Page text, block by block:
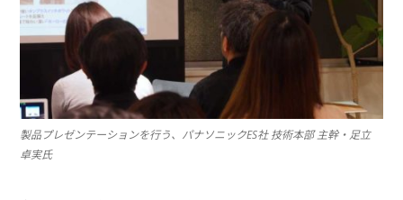
製品プレゼンテーションを行う、パナソニックES社 技術本部 主幹・足立
卓実氏